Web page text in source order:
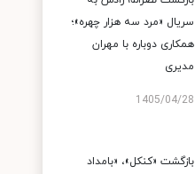
سریال «مرد سه هزار چهره»؛
همکاری دوباره با مهران
مدیری
1405/04/28
بازگشت «کنکل»، «بامداد